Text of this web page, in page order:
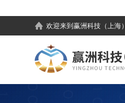
欢迎来到 赢洲科技（上海